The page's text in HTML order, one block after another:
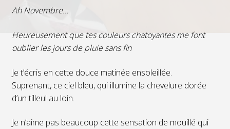
Ah Novembre…
Heureusement que tes couleurs chatoyantes me font
oublier les jours de pluie sans fin
Je t’écris en cette douce matinée ensoleillée.
Suprenant, ce ciel bleu, qui illumine la chevelure dorée
d’un tilleul au loin.
Je n’aime pas beaucoup cette sensation de mouillé qui